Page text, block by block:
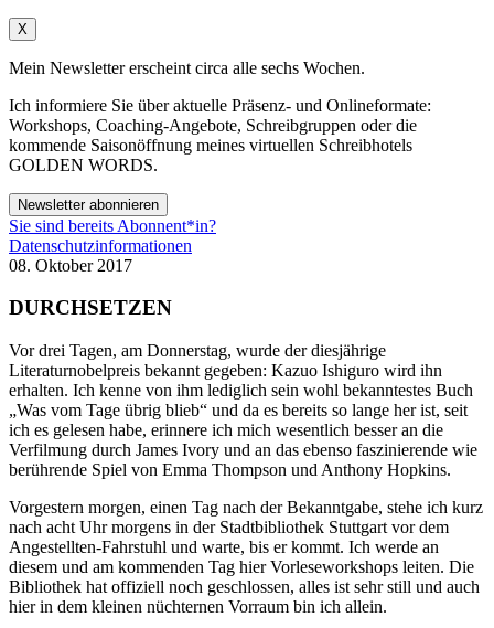
X
Mein Newsletter erscheint circa alle sechs Wochen.
Ich informiere Sie über aktuelle Präsenz- und Onlineformate:
Workshops, Coaching-Angebote, Schreibgruppen oder die
kommende Saisonöffnung meines virtuellen Schreibhotels
GOLDEN WORDS.
Newsletter abonnieren
Sie sind bereits Abonnent*in?
Datenschutzinformationen
08. Oktober 2017
DURCHSETZEN
Vor drei Tagen, am Donnerstag, wurde der diesjährige
Literaturnobelpreis bekannt gegeben: Kazuo Ishiguro wird ihn
erhalten. Ich kenne von ihm lediglich sein wohl bekanntestes Buch
„Was vom Tage übrig blieb“ und da es bereits so lange her ist, seit
ich es gelesen habe, erinnere ich mich wesentlich besser an die
Verfilmung durch James Ivory und an das ebenso faszinierende wie
berührende Spiel von Emma Thompson und Anthony Hopkins.
Vorgestern morgen, einen Tag nach der Bekanntgabe, stehe ich kurz
nach acht Uhr morgens in der Stadtbibliothek Stuttgart vor dem
Angestellten-Fahrstuhl und warte, bis er kommt. Ich werde an
diesem und am kommenden Tag hier Vorleseworkshops leiten. Die
Bibliothek hat offiziell noch geschlossen, alles ist sehr still und auch
hier in dem kleinen nüchternen Vorraum bin ich allein.